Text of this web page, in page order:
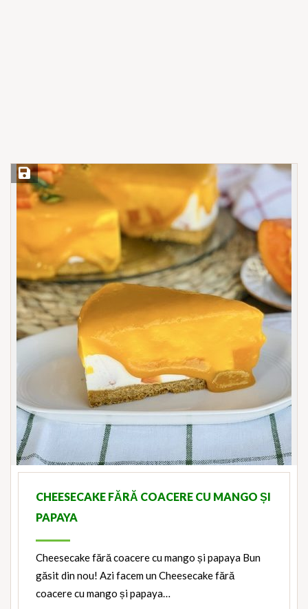
Save Recipe
CHEESECAKE FĂRĂ COACERE CU MANGO ȘI
PAPAYA
Cheesecake fără coacere cu mango și papaya Bun
găsit din nou! Azi facem un Cheesecake fără
coacere cu mango și papaya…